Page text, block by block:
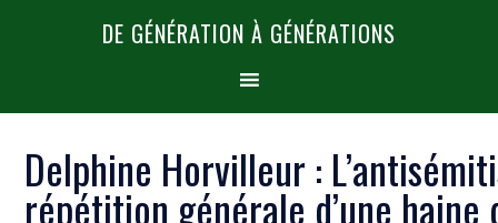
DE GÉNÉRATION À GÉNÉRATIONS
Delphine Horvilleur :
répétition générale d’une